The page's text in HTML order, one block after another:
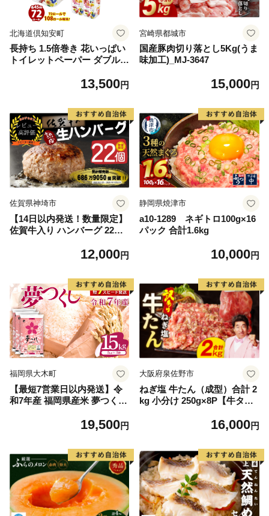
北海道倶知安町
長持ち 1.5倍巻き 花いっぱい
トイレットペーパー ダブル 4
プリント ハーブ 香り付き 日
品 備蓄 送料無料 北海道 倶知
安町 日用品
13,500円
宮崎県都城市
国産豚肉切り落とし5Kg(うま
味加工)_MJ-3647
15,000円
佐賀県神埼市
【14日以内発送！数量限定】
佐賀牛入り ハンバーグ 22個
毛和牛 ブランド牛 九州 ハン
(H083106)
12,000円
静岡県焼津市
a10-1289 ネギトロ100g×16
パック 合計1.6kg
10,000円
福岡県大木町
【最短7営業日以内発送】令
和7年産 福岡県産米 夢つくし
19,500円
大阪府泉佐野市
ねぎ塩 牛たん（成型）合計 2
kg 小分け 250g×8P【牛タン
16,000円